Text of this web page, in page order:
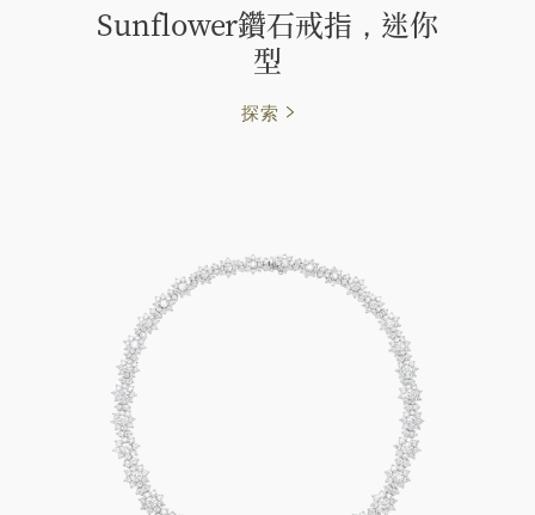
Sunflower鑽石戒指，迷你
型
探索